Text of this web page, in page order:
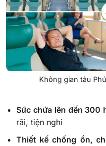
Không gian tàu
Sức chứa lên đến 300
rãi, tiện nghi
Thiết kế chống ồn,